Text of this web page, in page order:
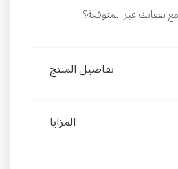
نفقاتك غير المتوقعة؟
تفاصيل المنتج
المزايا